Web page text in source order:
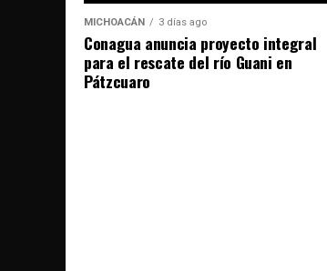
MICHOACÁN 3 días ago
Conagua anuncia proyecto integral
para el rescate del río Guani en
Pátzcuaro